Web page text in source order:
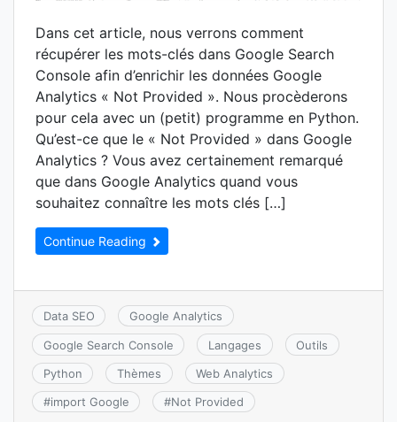
Dans cet article, nous verrons comment
récupérer les mots-clés dans Google Search
Console afin d’enrichir les données Google
Analytics « Not Provided ». Nous procèderons
pour cela avec un (petit) programme en Python.
Qu’est-ce que le « Not Provided » dans Google
Analytics ? Vous avez certainement remarqué
que dans Google Analytics quand vous
souhaitez connaître les mots clés […]
Continue Reading
Data SEO Google Analytics
Google Search Console Langages Outils
Python Thèmes Web Analytics
#import Google #Not Provided